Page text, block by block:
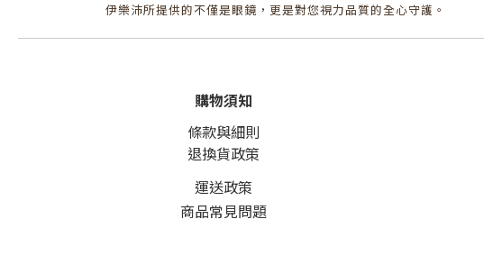
伊樂沛所提供的不僅是眼鏡，更是對您視力品質的全心守護。
購物須知
條款與細則
退換貨政策
運送政策
商品常見問題